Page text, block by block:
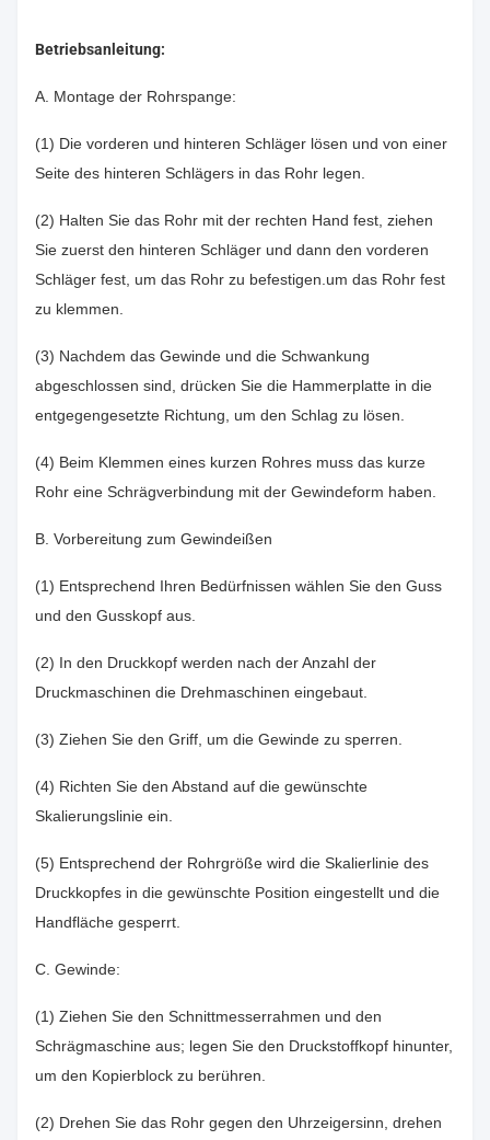
Betriebsanleitung:
A. Montage der Rohrspange:
(1) Die vorderen und hinteren Schläger lösen und von einer
Seite des hinteren Schlägers in das Rohr legen.
(2) Halten Sie das Rohr mit der rechten Hand fest, ziehen
Sie zuerst den hinteren Schläger und dann den vorderen
Schläger fest, um das Rohr zu befestigen.um das Rohr fest
zu klemmen.
(3) Nachdem das Gewinde und die Schwankung
abgeschlossen sind, drücken Sie die Hammerplatte in die
entgegengesetzte Richtung, um den Schlag zu lösen.
(4) Beim Klemmen eines kurzen Rohres muss das kurze
Rohr eine Schrägverbindung mit der Gewindeform haben.
B. Vorbereitung zum Gewindeißen
(1) Entsprechend Ihren Bedürfnissen wählen Sie den Guss
und den Gusskopf aus.
(2) In den Druckkopf werden nach der Anzahl der
Druckmaschinen die Drehmaschinen eingebaut.
(3) Ziehen Sie den Griff, um die Gewinde zu sperren.
(4) Richten Sie den Abstand auf die gewünschte
Skalierungslinie ein.
(5) Entsprechend der Rohrgröße wird die Skalierlinie des
Druckkopfes in die gewünschte Position eingestellt und die
Handfläche gesperrt.
C. Gewinde:
(1) Ziehen Sie den Schnittmesserrahmen und den
Schrägmaschine aus; legen Sie den Druckstoffkopf hinunter,
um den Kopierblock zu berühren.
(2) Drehen Sie das Rohr gegen den Uhrzeigersinn, drehen